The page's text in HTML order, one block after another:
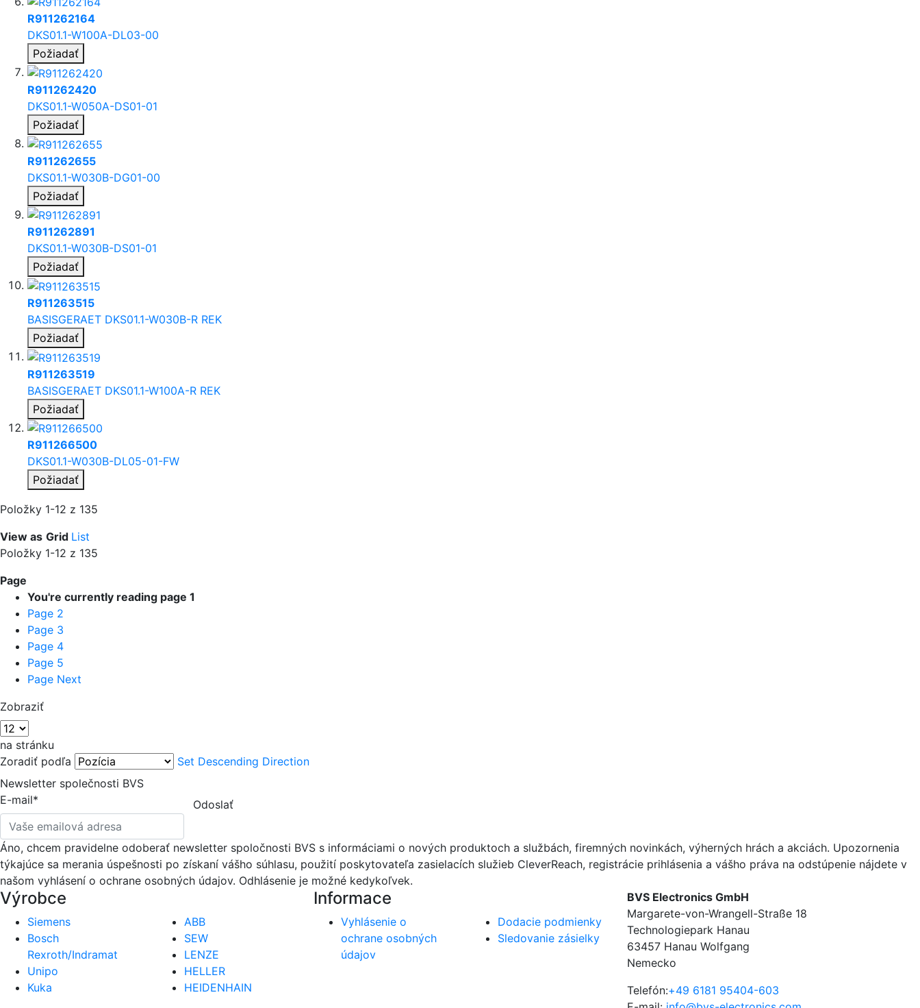
R911262164
DKS01.1-W100A-DL03-00
Požiadať
R911262420
DKS01.1-W050A-DS01-01
Požiadať
R911262655
DKS01.1-W030B-DG01-00
Požiadať
R911262891
DKS01.1-W030B-DS01-01
Požiadať
R911263515
BASISGERAET DKS01.1-W030B-R REK
Požiadať
R911263519
BASISGERAET DKS01.1-W100A-R REK
Požiadať
R911266500
DKS01.1-W030B-DL05-01-FW
Požiadať
Položky 1-12 z 135
View as Grid List
Položky 1-12 z 135
Page
You're currently reading page 1
Page 2
Page 3
Page 4
Page 5
Page Next
Zobraziť
na stránku
Zoradiť podľa
Set Descending Direction
Newsletter společnosti BVS
E-mail*
Odoslať
Áno, chcem pravidelne odoberať newsletter spoločnosti BVS s informáciami o nových produktoch a službách, firemných novinkách, výherných hrách a akciách. Upozornenia
týkajúce sa merania úspešnosti po získaní vášho súhlasu, použití poskytovateľa zasielacích služieb CleverReach, registrácie prihlásenia a vášho práva na odstúpenie nájdete v
našom vyhlásení o ochrane osobných údajov. Odhlásenie je možné kedykoľvek.
Výrobce
Siemens
Bosch
Rexroth/Indramat
Unipo
Kuka
ABB
SEW
LENZE
HELLER
HEIDENHAIN
Informace
Vyhlásenie o
ochrane osobných
údajov
Dodacie podmienky
Sledovanie zásielky
BVS Electronics GmbH
Margarete-von-Wrangell-Straße 18
Technologiepark Hanau
63457 Hanau Wolfgang
Nemecko
Telefón:+49 6181 95404-603